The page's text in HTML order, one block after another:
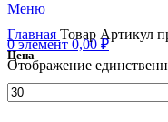
Меню
0элемент 0,00₽
Главная Товар Артикул
Отображение
Цена
Минимальная
цена